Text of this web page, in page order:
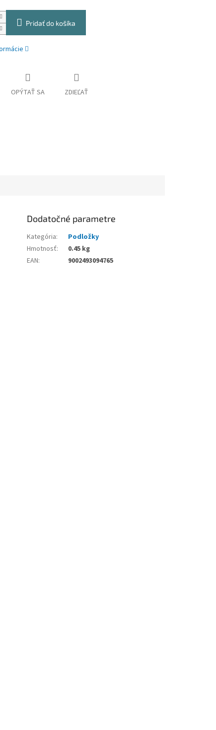
Pridať do košíka
OPÝTAŤ SA ZDIEĽAŤ
Dodatočné parametre
Kategória:
Podložky
Hmotnosť:
0.45 kg
EAN: 9002493094765